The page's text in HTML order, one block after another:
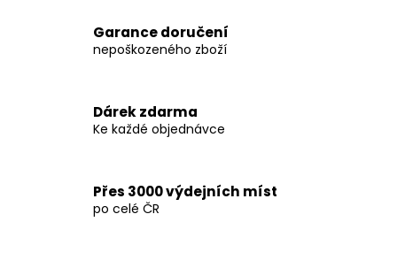
n
g
t
s
o
n
Garance doručení
nepoškozeného zboží
Dárek zdarma
Ke každé objednávce
Přes 3000 výdejních míst
po celé ČR